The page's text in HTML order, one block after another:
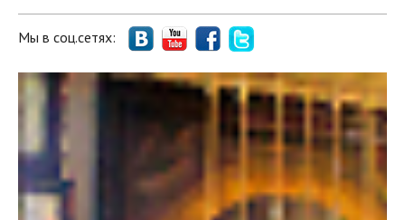
Мы в соц.сетях: